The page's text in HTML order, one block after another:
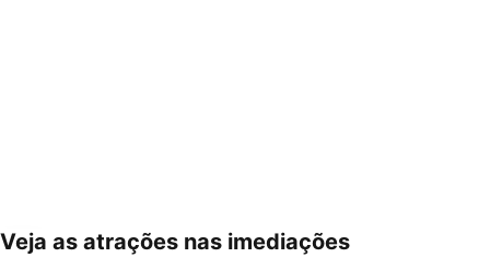
Ampliar mapa
Veja as atrações nas imediações